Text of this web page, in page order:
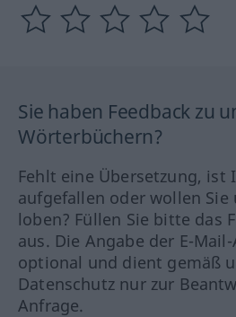
Sie haben Feedback zu
Wörterbüchern?
Fehlt eine Übersetzung, ist
aufgefallen oder wollen Sie
loben? Füllen Sie bitte das
aus. Die Angabe der E-
optional und dient gemäß
Datenschutz nur zur
Anfrage.